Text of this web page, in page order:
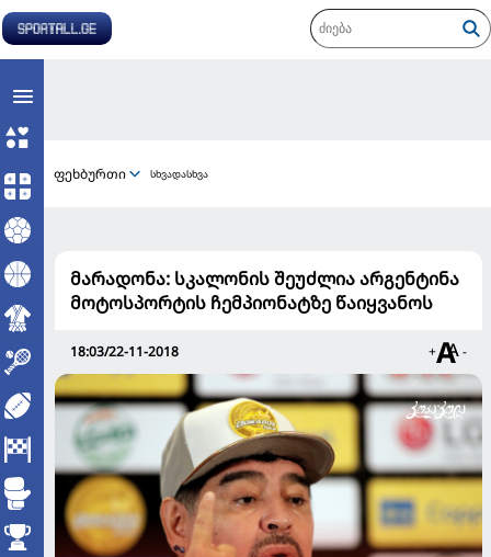
ფეხბურთი სხვადასხვა
მარადონა: სკალონის შეუძლია არგენტინა
მოტოსპორტის ჩემპიონატზე წაიყვანოს
18:03/22-11-2018 + -